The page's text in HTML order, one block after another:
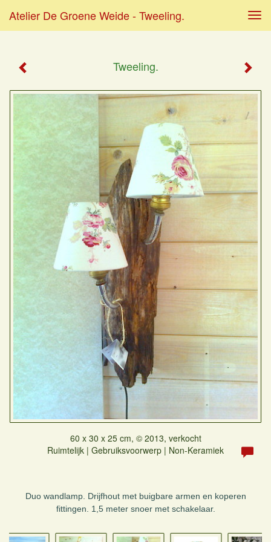
Atelier De Groene Weide - Tweeling.
Tweeling.
60 x 30 x 25 cm, © 2013, verkocht
Ruimtelijk | Gebruiksvoorwerp | Non-Keramiek
Duo wandlamp. Drijfhout met buigbare armen en koperen
fittingen. 1,5 meter snoer met schakelaar.